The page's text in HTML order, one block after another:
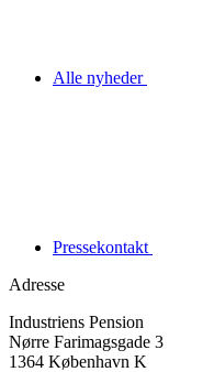
Alle nyheder
Pressekontakt
Adresse
Industriens Pension
Nørre Farimagsgade 3
1364 København K